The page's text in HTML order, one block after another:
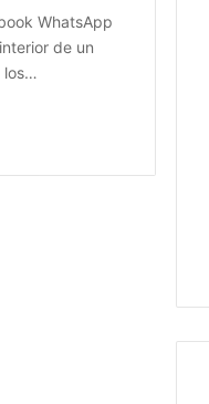
WhatsApp
de un
los…